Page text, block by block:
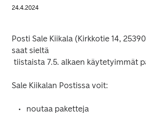
24.4.2024
Posti Sale Kiikala (Kirkkotie 14,
saat sieltä